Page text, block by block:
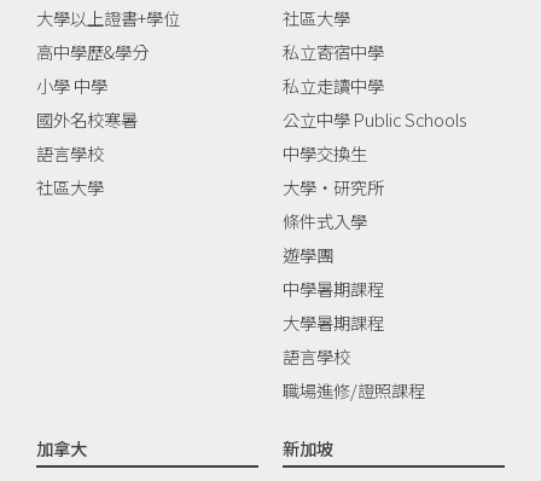
大學以上證書+學位
高中學歷&學分
小學 中學
國外名校寒暑
語言學校
社區大學
社區大學
私立寄宿中學
私立走讀中學
公立中學 Public Schools
中學交換生
大學‧研究所
條件式入學
遊學團
中學暑期課程
大學暑期課程
語言學校
職場進修/證照課程
加拿大
新加坡